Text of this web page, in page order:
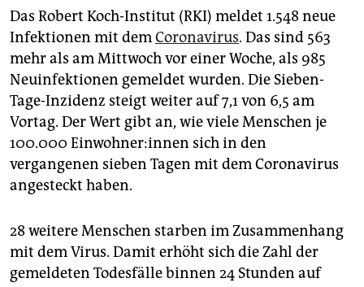
Das Robert Koch-Institut (RKI) meldet 1.548 neue
Infektionen mit demCoronavirus. Das sind 563
mehr als am Mittwoch vor einer Woche, als 985
Neuinfektionen gemeldet wurden. Die Sieben-
Tage-Inzidenz steigt weiter auf 7,1 von 6,5 am
Vortag. Der Wert gibt an, wie viele Menschen je
100.000 Ein­woh­ne­r:in­nen sich in den
vergangenen sieben Tagen mit dem Coronavirus
angesteckt haben.
28 weitere Menschen starben im Zusammenhang
mit dem Virus. Damit erhöht sich die Zahl der
gemeldeten Todesfälle binnen 24 Stunden auf